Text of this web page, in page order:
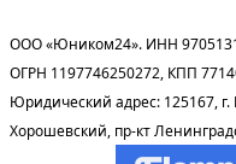
ООО «Юником24». ИНН
ОГРН 1197746250272, КПП
Юридический адрес: 125167,
Хорошевский, пр-кт